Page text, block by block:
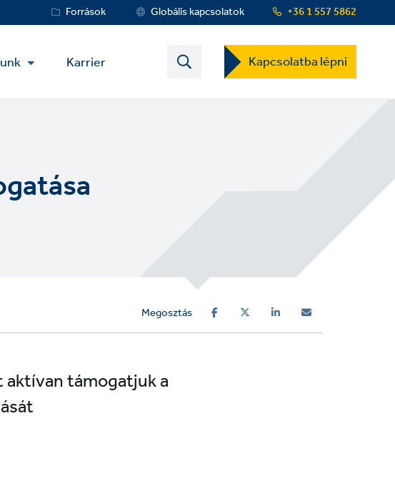
+36 1 557 5862
Service
MenuForrások Globális kapcsolatok
Karrier Contact
US
Dropdown
Kapcsolatba lépni
Megosztás
támogatjuk a